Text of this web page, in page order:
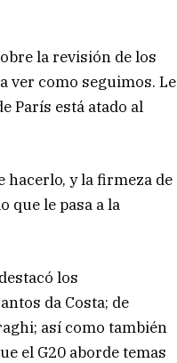
la revisión de los
ver como seguimos. Le
París está atado al
hacerlo, y la firmeza de
que le pasa a la
los
da Costa; de
así como también
el G20 aborde temas